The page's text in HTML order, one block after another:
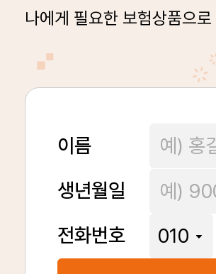
나에게 필요한 보험상품으
이름
생년월일
전화번호